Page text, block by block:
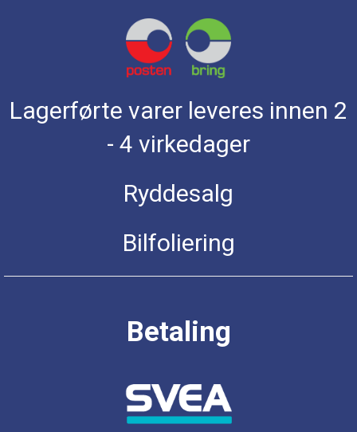
Lagerførte varer leveres innen 2
- 4 virkedager
Ryddesalg
Bilfoliering
Betaling